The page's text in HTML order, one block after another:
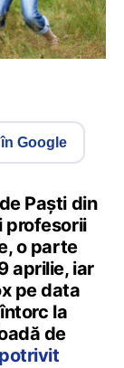
Google
Paști din
profesorii
o parte
aprilie, iar
pe data
la
de
potrivit